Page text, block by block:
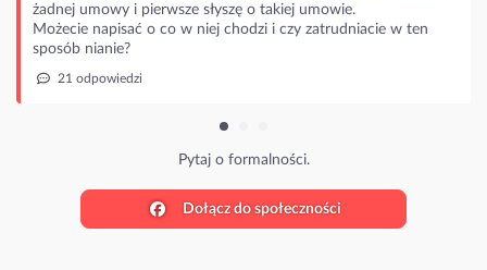
żadnej umowy i pierwsze słyszę o takiej umowie.
Możecie napisać o co w niej chodzi i czy zatrudniacie w ten
sposób nianie?
21 odpowiedzi
Pytaj o formalności.
Dołącz do społeczności